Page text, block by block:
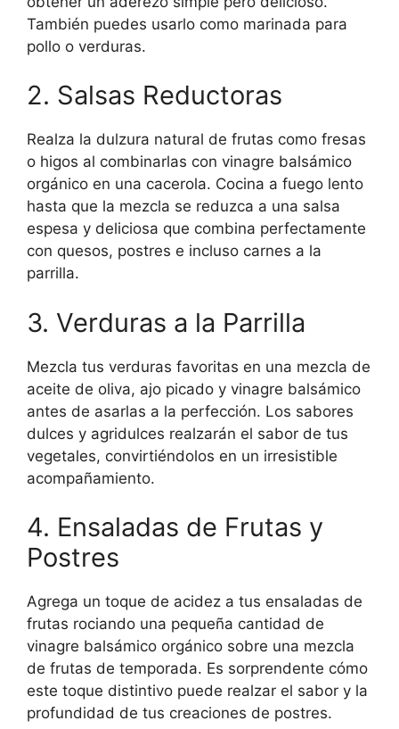
También puedes usarlo como marinada para
pollo o verduras.
2. Salsas Reductoras
Realza la dulzura natural de frutas como fresas
o higos al combinarlas con vinagre balsámico
orgánico en una cacerola. Cocina a fuego lento
hasta que la mezcla se reduzca a una salsa
espesa y deliciosa que combina perfectamente
con quesos, postres e incluso carnes a la
parrilla.
3. Verduras a la Parrilla
Mezcla tus verduras favoritas en una mezcla de
aceite de oliva, ajo picado y vinagre balsámico
antes de asarlas a la perfección. Los sabores
dulces y agridulces realzarán el sabor de tus
vegetales, convirtiéndolos en un irresistible
acompañamiento.
4. Ensaladas de Frutas y
Postres
Agrega un toque de acidez a tus ensaladas de
frutas rociando una pequeña cantidad de
vinagre balsámico orgánico sobre una mezcla
de frutas de temporada. Es sorprendente cómo
este toque distintivo puede realzar el sabor y la
profundidad de tus creaciones de postres.